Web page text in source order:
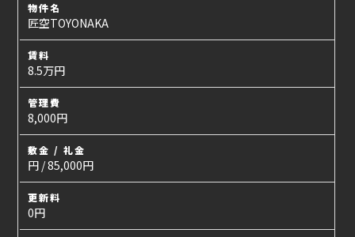
物件名
匠空TOYONAKA
賃料
8.5万円
管理費
8,000円
敷金 / 礼金
円 / 85,000円
更新料
0円